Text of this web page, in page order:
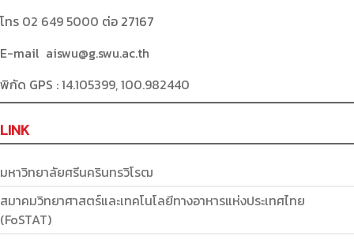
โทร 02 649 5000 ต่อ 27167
E-mail aiswu@g.swu.ac.th
พิกัด GPS :14.105399, 100.982440
LINK
มหาวิทยาลัยศรีนครินทรวิโรฒ
สมาคมวิทยาศาสตร์และเทคโนโลยีทางอาหารแห่งประเทศไทย
(FoSTAT)